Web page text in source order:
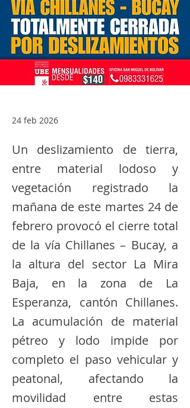
24 feb 2026
Un deslizamiento de tierra,
entre material lodoso y
vegetación registrado la
mañana de este martes 24 de
febrero provocó el cierre total
de la vía Chillanes – Bucay, a
la altura del sector La Mira
Baja, en la zona de La
Esperanza, cantón Chillanes.
La acumulación de material
pétreo y lodo impide por
completo el paso vehicular y
peatonal, afectando la
movilidad entre estas